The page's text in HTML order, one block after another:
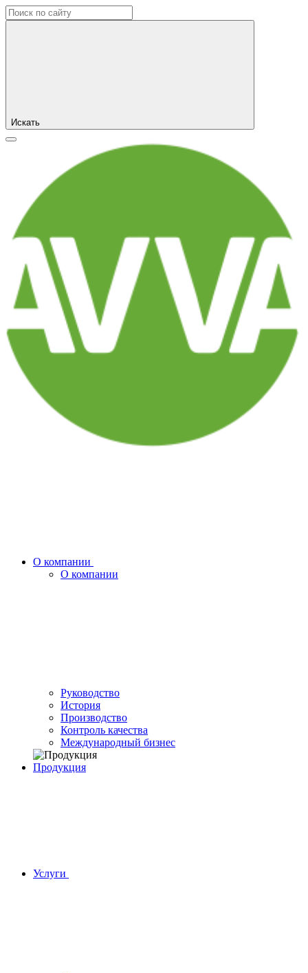
Искать
О компании
О компании
Руководство
История
Производство
Контроль качества
Международный бизнес
Продукция
Услуги